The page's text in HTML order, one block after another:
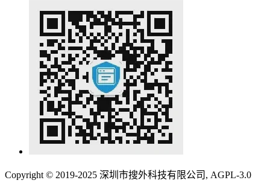
Copyright © 2019-2025 深圳市搜外科技有限公司, AGPL-3.0